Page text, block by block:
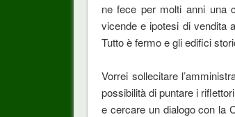
ne fece per molti anni una
vicende e ipotesi di vendita
Tutto è fermo e gli edifici
Vorrei sollecitare
possibilità di puntare i
e cercare un dialogo con la